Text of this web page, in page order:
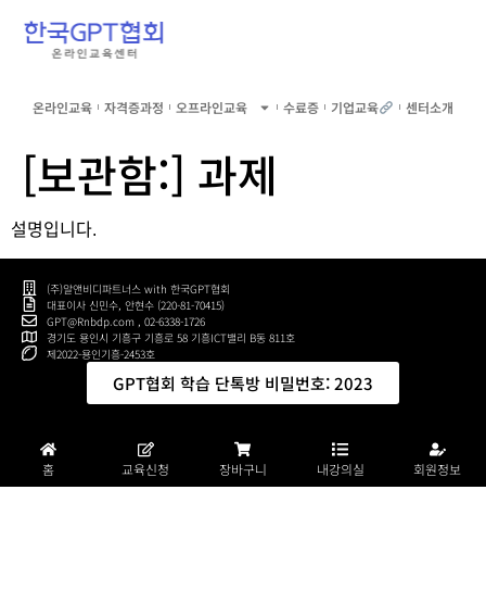
온라인교육 자격증과정 오프라인교육 수료증 기업교육 센터소개
[보관함:] 과제
설명입니다.
(주)알앤비디파트너스 with 한국GPT협회
대표이사 신민수, 안현수 (220-81-70415)
GPT@Rnbdp.com , 02-6338-1726
경기도 용인시 기흥구 기흥로 58 기흥ICT밸리 B동 811호
제2022-용인기흥-2453호
GPT협회 학습 단톡방 비밀번호: 2023
홈 교육신청 장바구니 내강의실 회원정보